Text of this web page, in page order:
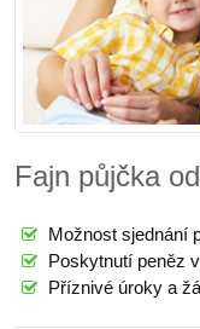
Fajn půjčka
Možnost sjednání
Poskytnutí peněz
Příznivé úroky a